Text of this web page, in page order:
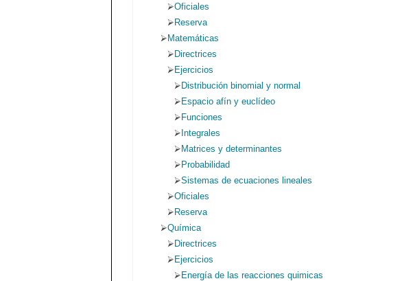
Oficiales
Reserva
Matemáticas
Directrices
Ejercicios
Distribución binomial y normal
Espacio afín y euclídeo
Funciones
Integrales
Matrices y determinantes
Probabilidad
Sistemas de ecuaciones lineales
Oficiales
Reserva
Química
Directrices
Ejercicios
Energía de las reacciones quimicas